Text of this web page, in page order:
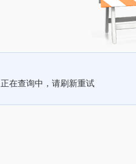
正在查询中，请刷新重试